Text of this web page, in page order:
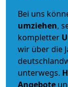
Bei uns
umziehen,
kompletter
wir über die
unterwegs.
Angebote